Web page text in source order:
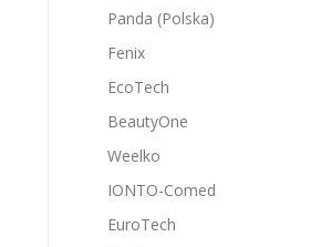
Panda (Polska)
Fenix
EcoTech
BeautyOne
Weelko
IONTO-Comed
EuroTech